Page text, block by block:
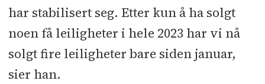
har stabilisert seg. Etter kun å ha solgt
noen få leiligheter i hele 2023 har vi nå
solgt fire leiligheter bare siden januar,
sier han.